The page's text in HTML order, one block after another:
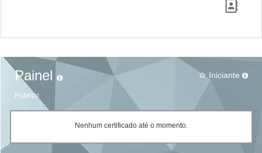
Painel
Público
star_border Iniciante
Nenhum certificado até o momento.